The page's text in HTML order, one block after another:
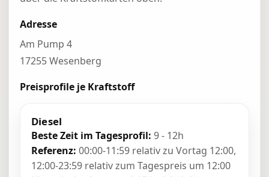
Adresse
Am Pump 4
17255 Wesenberg
Preisprofile je Kraftstoff
Diesel
Beste Zeit im Tagesprofil: 9 - 12h
Referenz: 00:00-11:59 relativ zu Vortag 12:00,
12:00-23:59 relativ zum Tagespreis um 12:00